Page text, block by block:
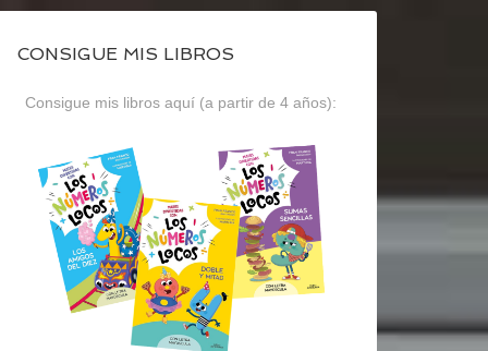
CONSIGUE MIS LIBROS
Consigue mis libros aquí (a partir de 4 años):